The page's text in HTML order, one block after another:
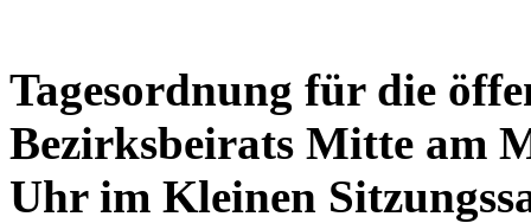
Tagesordnung für die
Bezirksbeirats Mitte am
Uhr im Kleinen